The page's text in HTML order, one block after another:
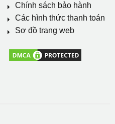
Chính sách bảo hành
Các hình thức thanh toán
Sơ đồ trang web